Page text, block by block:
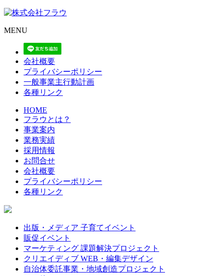
MENU
会社概要
プライバシーポリシー
一般事業主行動計画
各種リンク
HOME
フラウとは？
事業案内
業務実績
採用情報
お問合せ
会社概要
プライバシーポリシー
各種リンク
出版・メディア 子育てイベント
販促イベント
マーケティング 課題解決プロジェクト
クリエイディブ WEB・編集デザイン
自治体委託事業・地域創造プロジェクト